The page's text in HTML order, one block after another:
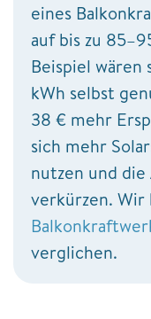
eines
auf bis zu
Beispiel
kWh selbst
38 € mehr
sich mehr
nutzen und
verkürzen. Wir
verglichen.